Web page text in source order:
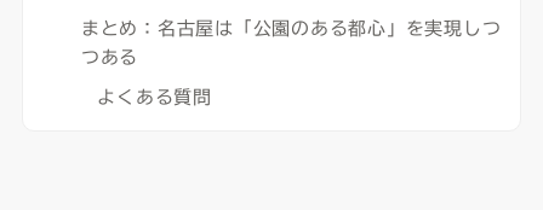
まとめ：名古屋は「公園のある都心」を実現しつ
つある
よくある質問